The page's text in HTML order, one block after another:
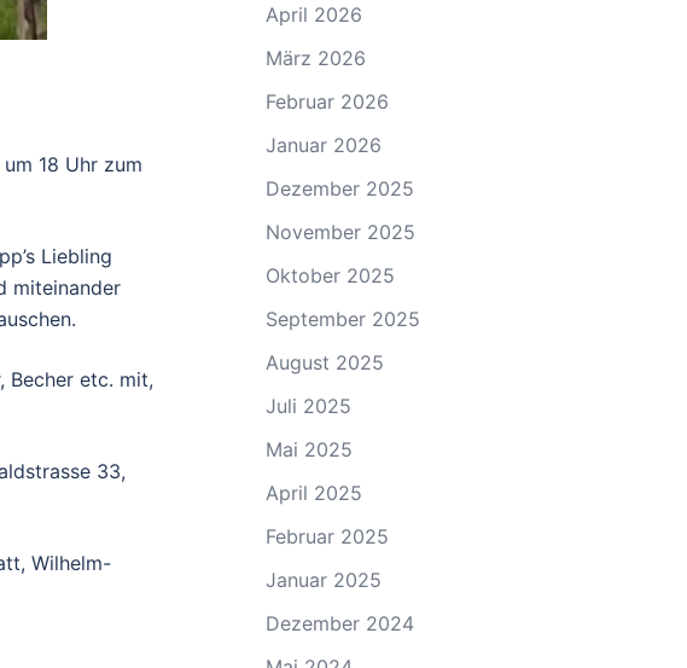
18 Uhr zum
Liebling
miteinander
Becher etc. mit,
33,
Wilhelm-
April 2026
März 2026
Februar 2026
Januar 2026
Dezember 2025
November 2025
Oktober 2025
September 2025
August 2025
Juli 2025
Mai 2025
April 2025
Februar 2025
Januar 2025
Dezember 2024